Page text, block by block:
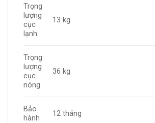
Trọng
lượng
cục
lạnh
13 kg
Trọng
lượng
cục
nóng
36 kg
Bảo
hành
12 tháng